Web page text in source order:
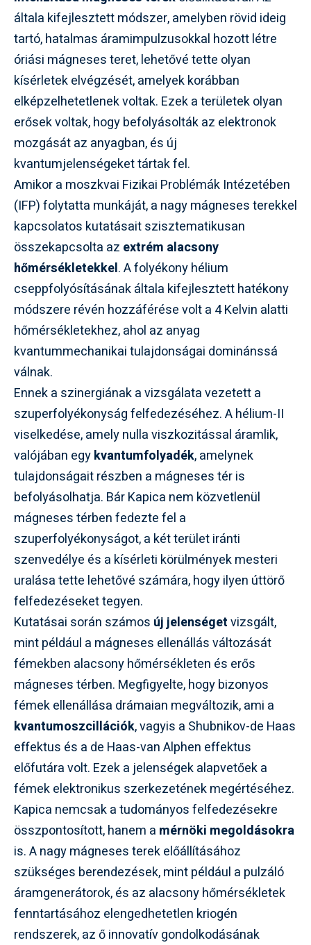
általa kifejlesztett módszer, amelyben rövid ideig
tartó, hatalmas áramimpulzusokkal hozott létre
óriási mágneses teret, lehetővé tette olyan
kísérletek elvégzését, amelyek korábban
elképzelhetetlenek voltak. Ezek a területek olyan
erősek voltak, hogy befolyásolták az elektronok
mozgását az anyagban, és új
kvantumjelenségeket tártak fel.
Amikor a moszkvai Fizikai Problémák Intézetében
(IFP) folytatta munkáját, a nagy mágneses terekkel
kapcsolatos kutatásait szisztematikusan
összekapcsolta az extrém alacsony
hőmérsékletekkel. A folyékony hélium
cseppfolyósításának általa kifejlesztett hatékony
módszere révén hozzáférése volt a 4 Kelvin alatti
hőmérsékletekhez, ahol az anyag
kvantummechanikai tulajdonságai dominánssá
válnak.
Ennek a szinergiának a vizsgálata vezetett a
szuperfolyékonyság felfedezéséhez. A hélium-II
viselkedése, amely nulla viszkozitással áramlik,
valójában egykvantumfolyadék, amelynek
tulajdonságait részben a mágneses tér is
befolyásolhatja. Bár Kapica nem közvetlenül
mágneses térben fedezte fel a
szuperfolyékonyságot, a két terület iránti
szenvedélye és a kísérleti körülmények mesteri
uralása tette lehetővé számára, hogy ilyen úttörő
felfedezéseket tegyen.
Kutatásai során számos új jelenségetvizsgált,
mint például a mágneses ellenállás változását
fémekben alacsony hőmérsékleten és erős
mágneses térben. Megfigyelte, hogy bizonyos
fémek ellenállása drámaian megváltozik, ami a
kvantumoszcillációk, vagyis a Shubnikov-de Haas
effektus és a de Haas-van Alphen effektus
előfutára volt. Ezek a jelenségek alapvetőek a
fémek elektronikus szerkezetének megértéséhez.
Kapica nemcsak a tudományos felfedezésekre
összpontosított, hanem a mérnöki megoldásokra
is. A nagy mágneses terek előállításához
szükséges berendezések, mint például a pulzáló
áramgenerátorok, és az alacsony hőmérsékletek
fenntartásához elengedhetetlen kriogén
rendszerek, az ő innovatív gondolkodásának